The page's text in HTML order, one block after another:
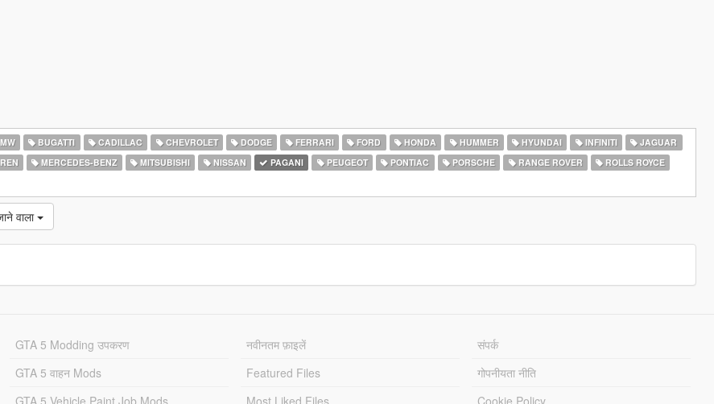
BUGATTI CADILLAC CHEVROLET DODGE FERRARI FORD HONDA HUMMER HYUNDAI INFINITI
JAGUAR
MERCEDES-BENZ MITSUBISHI NISSAN PAGANI PEUGEOT PONTIAC PORSCHE RANGE ROVER
ROLLS ROYCE
वाला
GTA 5 Modding उपकरण
GTA 5 वाहन Mods
GTA 5 Vehicle Paint Job Mods
नवीनतम फ़ाइलें
Featured Files
Most Liked Files
संपर्क
गोपनीयता नीति
Cookie Policy